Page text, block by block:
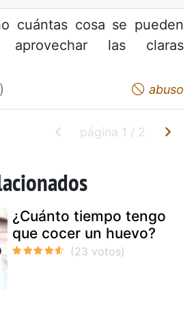
cuántas cosa se pueden
aprovechar las claras
not appreciate abuso
página 1 / 2
¿Cuánto tiempo tengo
que cocer un huevo?